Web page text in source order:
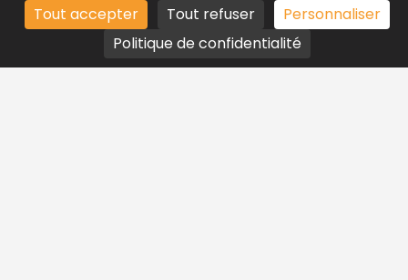
Tout accepter
Tout refuser
Personnaliser
Politique de confidentialité